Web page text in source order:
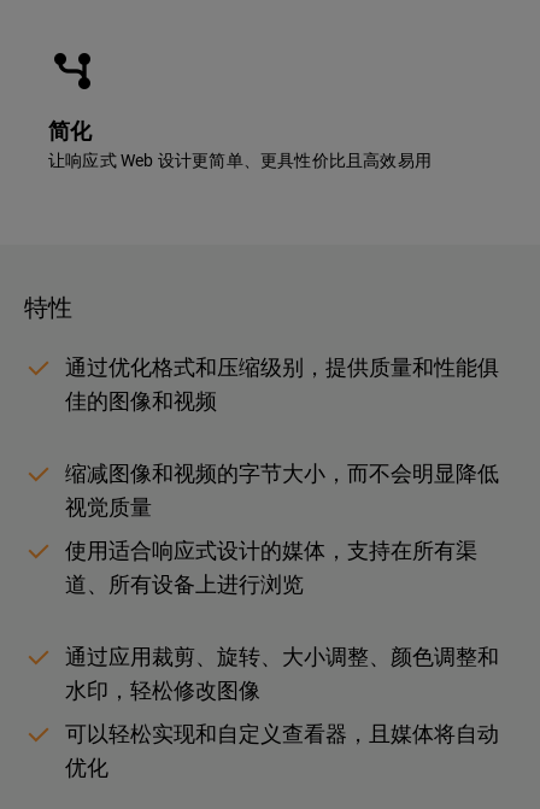
简化
让响应式 Web 设计更简单、更具性价比且高效易用
特性
通过优化格式和压缩级别，提供质量和性能俱
佳的图像和视频
缩减图像和视频的字节大小，而不会明显降低
视觉质量
使用适合响应式设计的媒体，支持在所有渠
道、所有设备上进行浏览
通过应用裁剪、旋转、大小调整、颜色调整和
水印，轻松修改图像
可以轻松实现和自定义查看器，且媒体将自动
优化